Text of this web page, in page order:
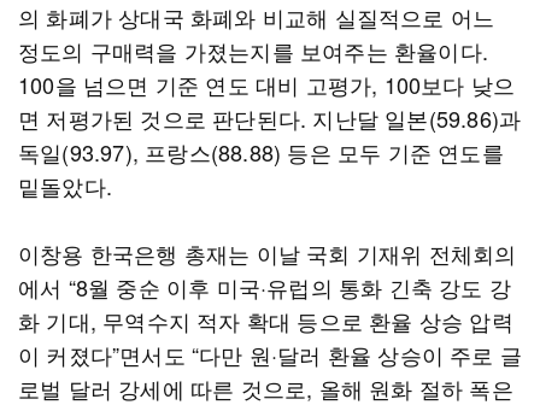
의 화폐가 상대국 화폐와 비교해 실질적으로 어느
정도의 구매력을 가졌는지를 보여주는 환율이다.
100을 넘으면 기준 연도 대비 고평가, 100보다 낮으
면 저평가된 것으로 판단된다. 지난달 일본(59.86)과
독일(93.97), 프랑스(88.88) 등은 모두 기준 연도를
밑돌았다.
이창용 한국은행 총재는 이날 국회 기재위 전체회의
에서 “8월 중순 이후 미국·유럽의 통화 긴축 강도 강
화 기대, 무역수지 적자 확대 등으로 환율 상승 압력
이 커졌다”면서도 “다만 원·달러 환율 상승이 주로 글
로벌 달러 강세에 따른 것으로, 올해 원화 절하 폭은